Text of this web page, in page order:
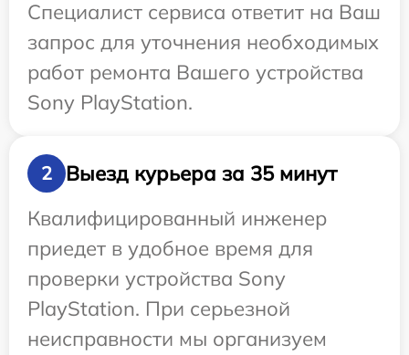
Специалист сервиса ответит на Ваш
запрос для уточнения необходимых
работ ремонта Вашего устройства
Sony PlayStation.
2
Выезд курьера за 35 минут
Квалифицированный инженер
приедет в удобное время для
проверки устройства Sony
PlayStation. При серьезной
неисправности мы организуем